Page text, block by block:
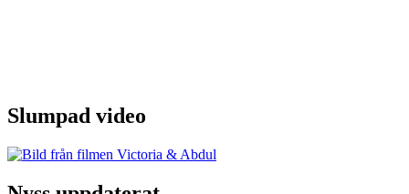
Slumpad video